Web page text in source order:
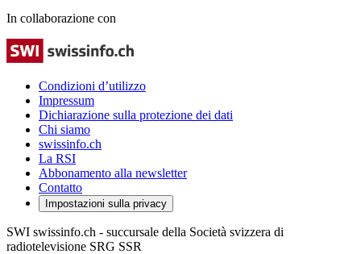
In collaborazione con
Condizioni d’utilizzo
Impressum
Dichiarazione sulla protezione dei dati
Chi siamo
swissinfo.ch
La RSI
Abbonamento alla newsletter
Contatto
Impostazioni sulla privacy
SWI swissinfo.ch - succursale della Società svizzera di
radiotelevisione SRG SSR